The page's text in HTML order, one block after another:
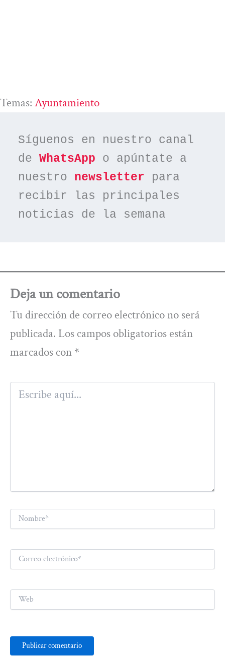
Temas: Ayuntamiento
Síguenos en nuestro canal
de WhatsApp o apúntate a
nuestro newsletter para
recibir las principales
noticias de la semana
Deja un comentario
Tu dirección de correo electrónico no será
publicada. Los campos obligatorios están
marcados con *
Escribe
aquí...
Nombre*
Correo
electrónico*
Web